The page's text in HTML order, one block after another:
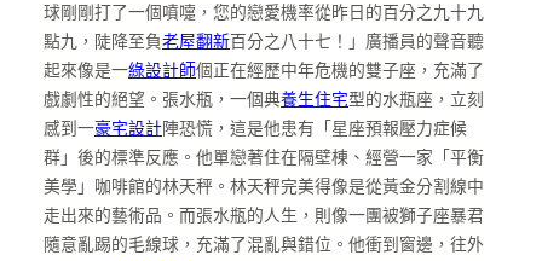
球剛剛打了一個噴嚏，您的戀愛機率從昨日的百分之九十九
點九，陡降至負老屋翻新百分之八十七！」廣播員的聲音聽
起來像是一綠設計師個正在經歷中年危機的雙子座，充滿了
戲劇性的絕望。張水瓶，一個典養生住宅型的水瓶座，立刻
感到一豪宅設計陣恐慌，這是他患有「星座預報壓力症候
群」後的標準反應。他單戀著住在隔壁棟、經營一家「平衡
美學」咖啡館的林天秤。林天秤完美得像是從黃金分割線中
走出來的藝術品。而張水瓶的人生，則像一團被獅子座暴君
隨意亂踢的毛線球，充滿了混亂與錯位。他衝到窗邊，往外